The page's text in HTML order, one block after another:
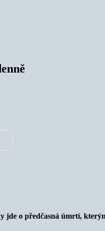
jde o předčasná úmrtí,